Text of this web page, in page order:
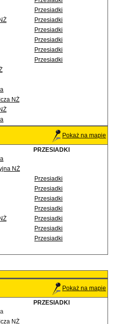
Przesiadki
Przesiadki
Przesiadki
Przesiadki
Przesiadki
Przesiadki
NŻ
Pokaż na mapie
PRZESIADKI
NŻ
Przesiadki
Przesiadki
Przesiadki
Przesiadki
Przesiadki
Przesiadki
Przesiadki
Pokaż na mapie
PRZESIADKI
NŻ